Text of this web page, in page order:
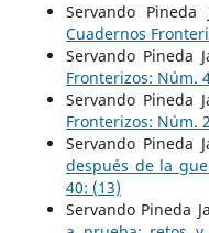
Servando Pineda
Cuadernos
Servando Pineda
Fronterizos: Núm.
Servando Pineda
Fronterizos: Núm.
Servando Pineda
después de la
40: (13)
Servando Pineda